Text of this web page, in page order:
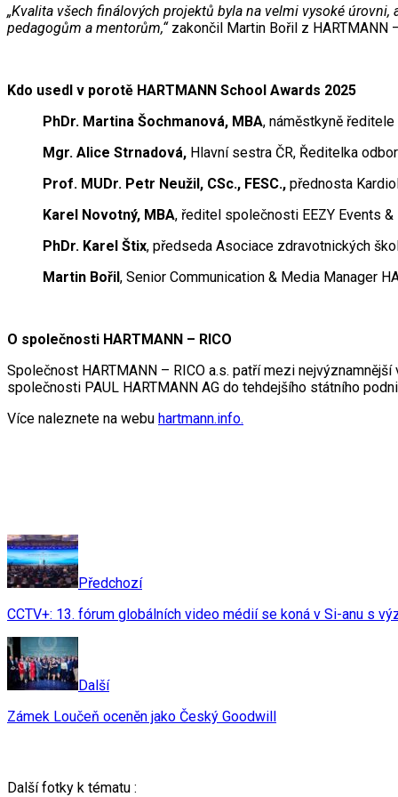
„Kvalita všech finálových projektů byla na velmi vysoké
pedagogům a mentorům,“ zakončil Martin Bořil z HARTMANN
Kdo usedl v porotě HARTMANN School Awards 2025
PhDr. Martina Šochmanová, MBA, náměstkyně
Mgr. Alice Strnadová, Hlavní sestra ČR, Ředitelka
Prof. MUDr. Petr Neužil, CSc., FESC., přednosta
Karel Novotný, MBA, ředitel společnosti EEZY Events
PhDr. Karel Štix, předseda Asociace zdravotnických
Martin Bořil, Senior Communication & Media Manager
O společnosti HARTMANN – RICO
Společnost HARTMANN – RICO a.s. patří mezi
společnosti PAUL HARTMANN AG do tehdejšího státního
Více naleznete na webu hartmann.info.
Předchozí
CCTV+: 13. fórum globálních video médií se koná v Si-anu s
Další
Zámek Loučeň oceněn jako Český Goodwill
Další fotky k tématu :